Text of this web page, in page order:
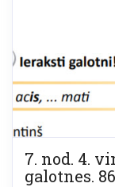
7. nod. 4.
galotnes.